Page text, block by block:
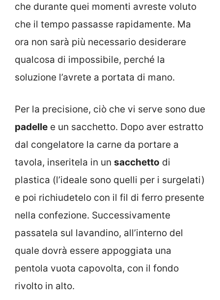
che durante quei momenti avreste voluto
che il tempo passasse rapidamente. Ma
ora non sarà più necessario desiderare
qualcosa di impossibile, perché la
soluzione l’avrete a portata di mano.
Per la precisione, ciò che vi serve sono due
padelle e un sacchetto. Dopo aver estratto
dal congelatore la carne da portare a
tavola, inseritela in un sacchetto di
plastica (l’ideale sono quelli per i surgelati)
e poi richiudetelo con il fil di ferro presente
nella confezione. Successivamente
passatela sul lavandino, all’interno del
quale dovrà essere appoggiata una
pentola vuota capovolta, con il fondo
rivolto in alto.